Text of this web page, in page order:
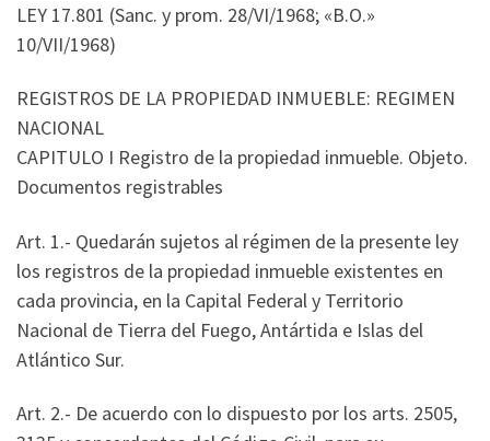
LEY 17.801 (Sanc. y prom. 28/VI/1968; «B.O.»
10/VII/1968)
REGISTROS DE LA PROPIEDAD INMUEBLE: REGIMEN
NACIONAL
CAPITULO I Registro de la propiedad inmueble. Objeto.
Documentos registrables
Art. 1.- Quedarán sujetos al régimen de la presente ley
los registros de la propiedad inmueble existentes en
cada provincia, en la Capital Federal y Territorio
Nacional de Tierra del Fuego, Antártida e Islas del
Atlántico Sur.
Art. 2.- De acuerdo con lo dispuesto por los arts. 2505,